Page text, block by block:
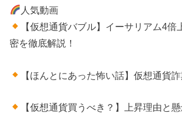
人気動画
【仮想通貨バブル】イーサリアム4倍
密を徹底解説！
【ほんとにあった怖い話】仮想通貨
【仮想通貨買うべき？】上昇理由と